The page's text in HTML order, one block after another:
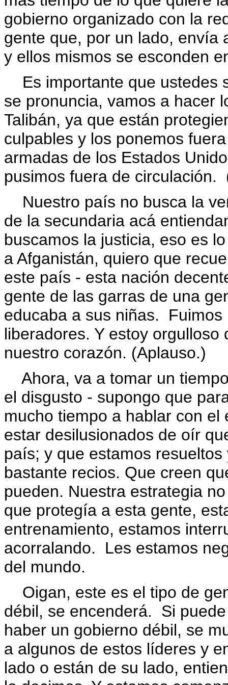
gobierno organizado con la
gente que, por un lado, envía
y ellos mismos se esconden
Es importante que ustedes
se pronuncia, vamos a hacer
Talibán, ya que están
culpables y los ponemos
armadas de los Estados
pusimos fuera de circulación.
Nuestro país no busca la
de la secundaria acá
buscamos la justicia, eso es
a Afganistán, quiero que
este país - esta nación
gente de las garras de una
educaba a sus niñas.
liberadores. Y estoy
nuestro corazón. (Aplauso.)
Ahora, va a tomar un
el disgusto - supongo que
mucho tiempo a hablar con
estar desilusionados de oír
país; y que estamos
bastante recios. Que creen
pueden. Nuestra estrategia
que protegía a esta gente,
entrenamiento, estamos
acorralando. Les estamos
del mundo.
Oigan, este es el tipo de
débil, se encenderá. Si
haber un gobierno débil, se
a algunos de estos líderes y
lado o están de su lado,